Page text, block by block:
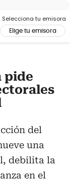
Selecciona tu emisora
Elige tu emisora
pide
del
una
debilita la
en el